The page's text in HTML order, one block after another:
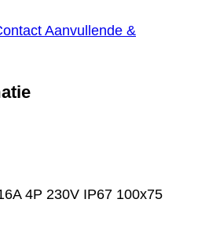
Aanvullende &
4P 230V IP67 100x75